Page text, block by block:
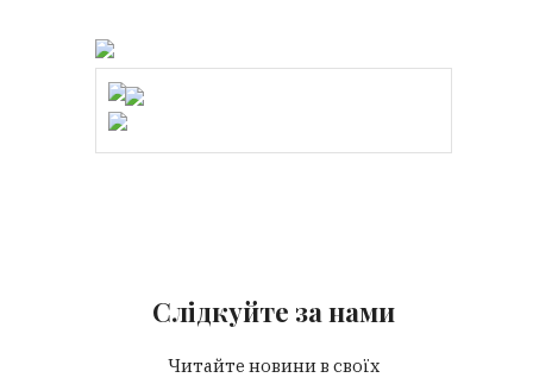
Слідкуйте за нами
Читайте новини в своїх